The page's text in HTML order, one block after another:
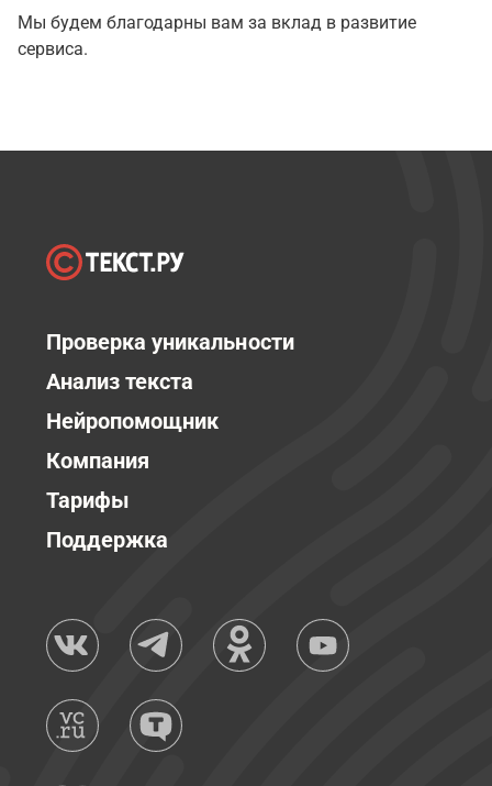
Мы будем благодарны вам за вклад в развитие
сервиса.
Проверка уникальности
Анализ текста
Нейропомощник
Компания
Тарифы
Поддержка